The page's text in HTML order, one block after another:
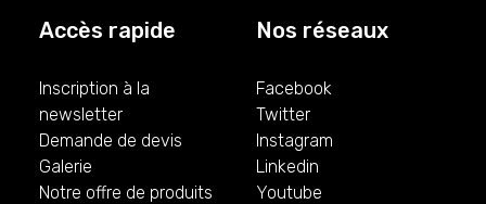
Accès rapide
Inscription à la
newsletter
Demande de devis
Galerie
Notre offre de produits
Nos réseaux
Facebook
Twitter
Instagram
Linkedin
Youtube